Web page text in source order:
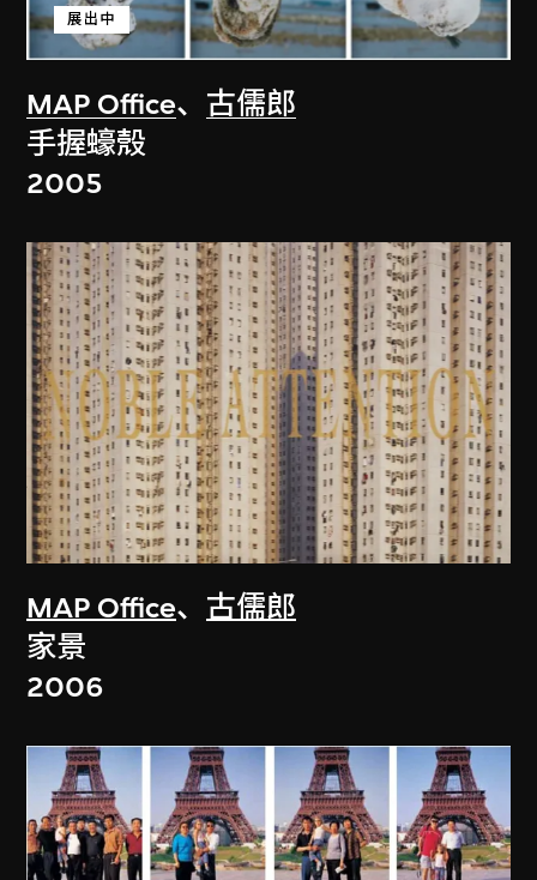
MAP Office、 古儒郎
展出中
手握蠔殼
2005
MAP Office、 古儒郎
家景
2006